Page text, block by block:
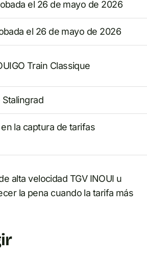
el 26 de mayo de 2026
el 26 de mayo de 2026
Train Classique
la captura de tarifas
alta velocidad TGV INOUI u
la pena cuando la tarifa más